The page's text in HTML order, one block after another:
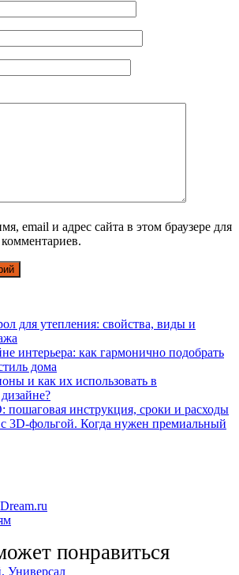
email и адрес сайта в этом браузере для
для утепления: свойства, виды и
интерьера: как гармонично подобрать
дома
и как их использовать в
инструкция, сроки и расходы
3D-фольгой. Когда нужен премиальный
понравиться
Универсал